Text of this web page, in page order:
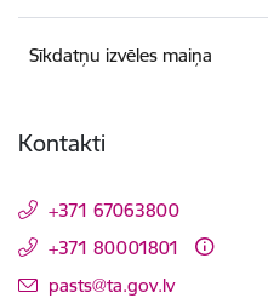
Sīkdatņu izvēles maiņa
Kontakti
+371 67063800
+371 80001801
E-pasts:
pasts@ta.gov.lv